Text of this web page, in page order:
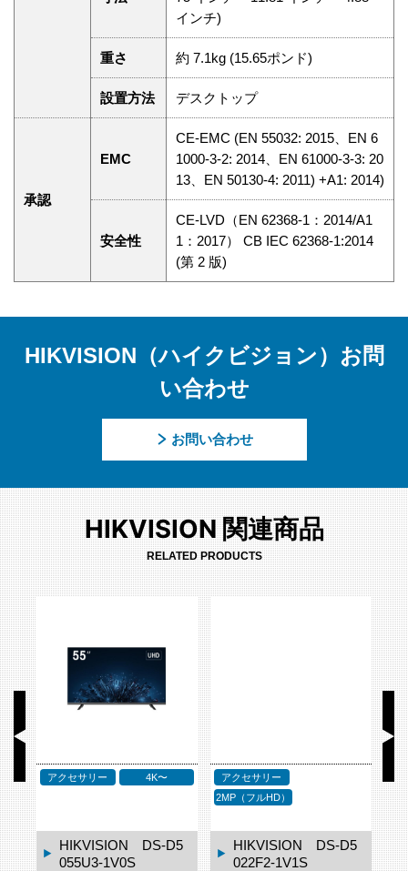
インチ)
重さ 約 7.1kg (15.65ポンド)
設置方法 デスクトップ
承認
EMC
CE-EMC (EN 55032: 2015、EN 6
1000-3-2: 2014、EN 61000-3-3: 20
13、EN 50130-4: 2011) +A1: 2014)
安全性
CE-LVD（EN 62368-1：2014/A1
1：2017） CB IEC 62368-1:2014
(第 2 版)
HIKVISION（ハイクビジョン）お問
い合わせ
お問い合わせ
HIKVISION 関連商品
RELATED PRODUCTS
アクセサリー
HIKVISION DS-D5
022F2-1V1S
PoE スイッチ
HIKVISION DS-3E
1510P-SI
ビ